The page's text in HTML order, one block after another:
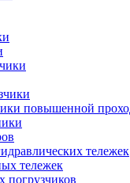
повышенной
тележек
тележек
погрузчиков